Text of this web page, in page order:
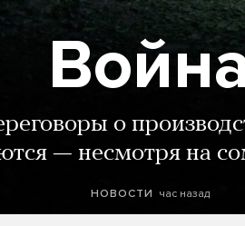
о
— несмотря на
НОВОСТИ час назад